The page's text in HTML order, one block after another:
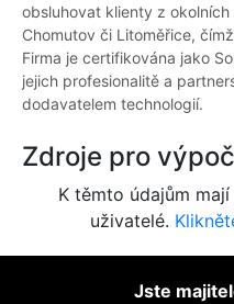
obsluhovat klienty z okolních
Chomutov či Litoměřice,
Firma je certifikována jako
jejich profesionalitě a
dodavatelem technologií.
Zdroje pro
K těmto údajům
uživatelé.
Jste